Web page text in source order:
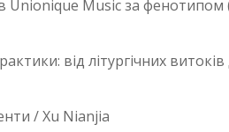
Music за фенотипом
від літургічних
/ Xu Nianjia